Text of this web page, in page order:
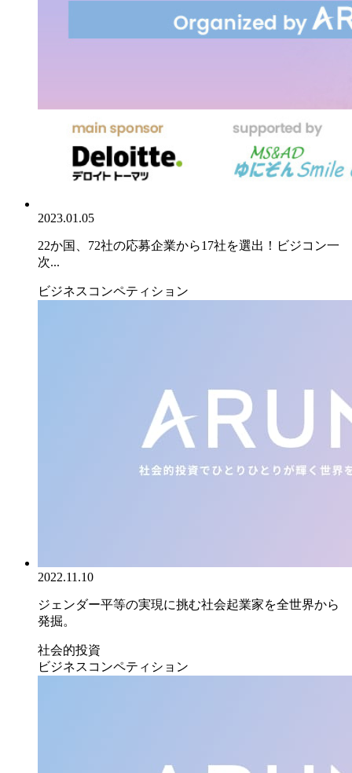
2023.01.05
22か国、72社の応募企業から17社を選出！ビジコン一
次...
ビジネスコンペティション
2022.11.10
ジェンダー平等の実現に挑む社会起業家を全世界から
発掘。
社会的投資
ビジネスコンペティション